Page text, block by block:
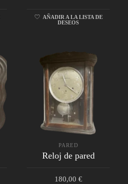
AÑADIR A LA LISTA DE
DESEOS
PARED
Reloj de pared
180,00 €